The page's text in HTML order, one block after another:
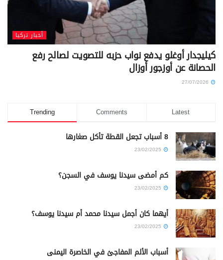
أخبار تركيا
كيليجدار أوغلو يدفع نواب حزبه للتصويت لصالح رفع
الحصانة عن أوزجور أوزال
Trending Comments Latest
8 أسباب تجعل القطة تأكل صغارها
كم أمضى سيدنا يوسف في السجن؟
أيهما كان أجمل سيدنا محمد أم سيدنا يوسف؟
أسباب الألم المفاجئ في الخاصرة اليمنى